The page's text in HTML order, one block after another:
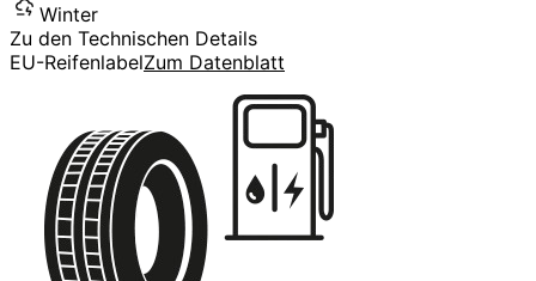
Winter
Zu den Technischen Details
EU-ReifenlabelZum Datenblatt